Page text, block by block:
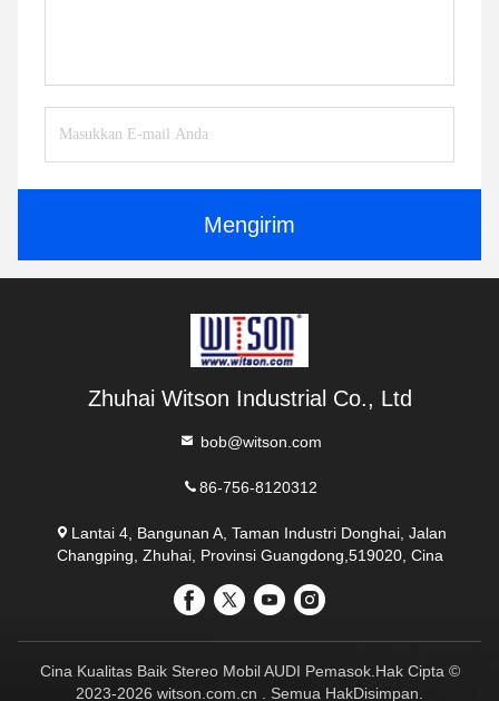
Mengirim
Zhuhai Witson Industrial Co., Ltd
bob@witson.com
86-756-8120312
Lantai 4, Bangunan A, Taman Industri Donghai, Jalan
Changping, Zhuhai, Provinsi Guangdong,519020, Cina
Cina Kualitas Baik Stereo Mobil AUDI Pemasok.Hak Cipta ©
2023-2026 witson.com.cn . Semua HakDisimpan.